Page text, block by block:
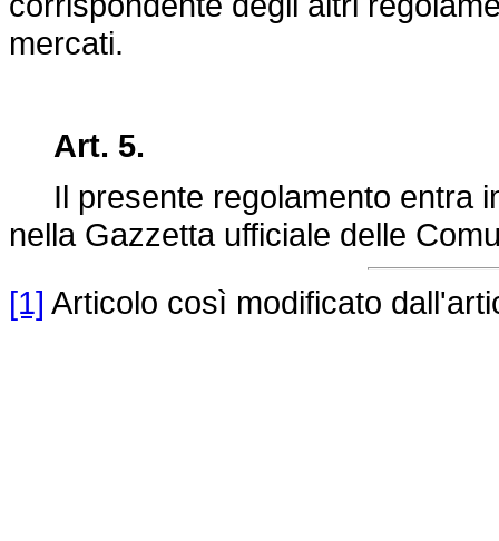
mercati.
Art. 5.
Il presente regolamento entra
nella Gazzetta ufficiale delle
[1] Articolo così modificato